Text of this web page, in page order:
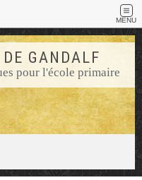
MENU
GANDALF
pour l'école primaire